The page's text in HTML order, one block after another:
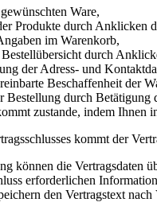
Ware,
Produkte durch Anklicken
im Warenkorb,
durch
der Adress- und
Beschaffenheit der
Bestellung durch Betätigung
zustande, indem Ihnen
kommt der
können die Vertragsdaten
erforderlichen
den Vertragstext nach